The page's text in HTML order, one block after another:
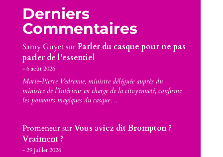
Derniers
Commentaires
Samy GuyetsurParler du casque pour ne pas
parler de l’essentiel
6 août 2026
Marie-Pierre Vedrenne, ministre déléguée auprès du
ministre de l’Intérieur en charge de la citoyenneté, confirme
les pouvoirs magiques du casque…
PromeneursurVous aviez dit Brompton ?
Vraiment ?
29 juillet 2026